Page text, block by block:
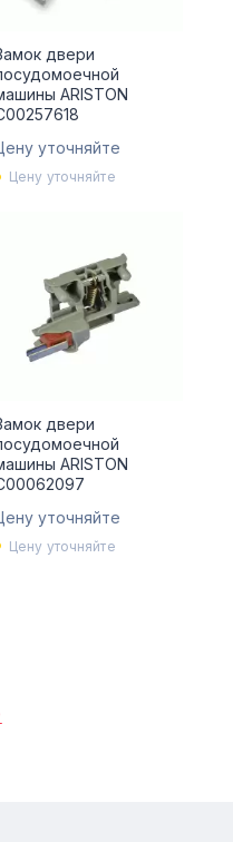
двери
ARISTON
уточняйте
Цену уточняйте
двери
ARISTON
уточняйте
Цену уточняйте